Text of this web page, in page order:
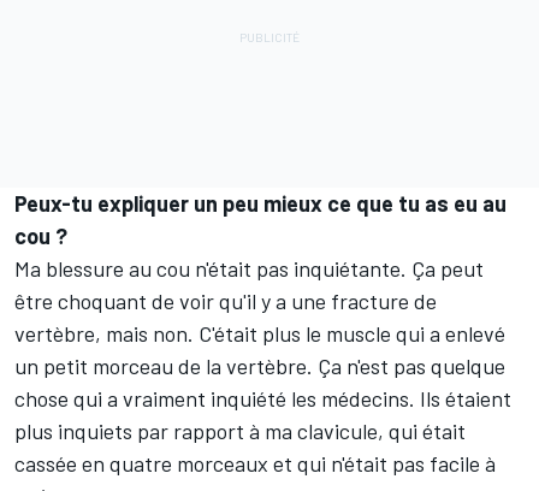
Peux-tu expliquer un peu mieux ce que tu as eu au
cou ?
Ma blessure au cou n'était pas inquiétante. Ça peut
être choquant de voir qu'il y a une fracture de
vertèbre, mais non. C'était plus le muscle qui a enlevé
un petit morceau de la vertèbre. Ça n'est pas quelque
chose qui a vraiment inquiété les médecins. Ils étaient
plus inquiets par rapport à ma clavicule, qui était
cassée en quatre morceaux et qui n'était pas facile à